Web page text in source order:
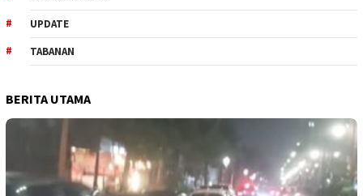
UPDATE
TABANAN
BERITA UTAMA